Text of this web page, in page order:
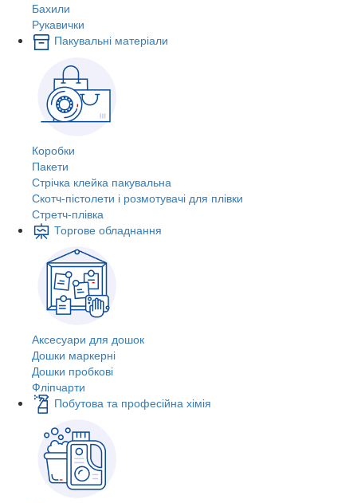
Бахили
Рукавички
Пакувальні матеріали
Коробки
Пакети
Стрічка клейка пакувальна
Скотч-пістолети і розмотувачі для плівки
Стретч-плівка
Торгове обладнання
Аксесуари для дошок
Дошки маркерні
Дошки пробкові
Фліпчарти
Побутова та професійна хімія